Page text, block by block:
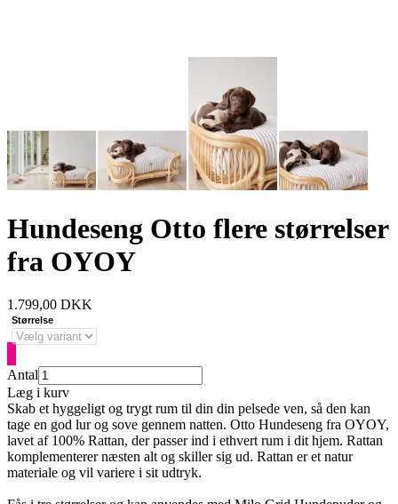
Hundeseng Otto flere størrelser
fra OYOY
1.799,00 DKK
Størrelse
Antal
Læg i kurv
Skab et hyggeligt og trygt rum til din din pelsede ven, så den kan
tage en god lur og sove gennem natten. Otto Hundeseng fra OYOY,
lavet af 100% Rattan, der passer ind i ethvert rum i dit hjem. Rattan
komplementerer næsten alt og skiller sig ud. Rattan er et natur
materiale og vil variere i sit udtryk.